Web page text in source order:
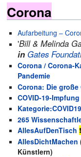
Corona
Aufarbeitung –
'Bill & Melinda
in Gates
Corona / Corona-
Pandemie
Corona: Die
COVID-19-
Kategorie:COVID19
265
AllesAufDenTisch ❗
AllesDichtMachen
Künstlern)